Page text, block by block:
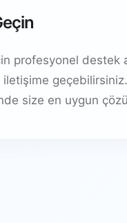
profesyonel
size en uygun